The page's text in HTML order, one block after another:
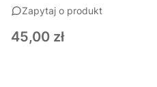
Zapytaj o produkt
Cena
45,00 zł